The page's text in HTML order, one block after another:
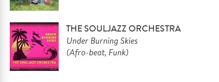
THE SOULJAZZ ORCHESTRA
Under Burning Skies
(Afro-beat, Funk)